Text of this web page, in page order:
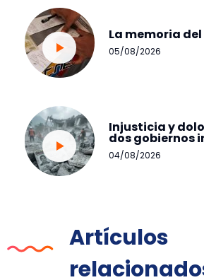
La memoria
05/08/2026
Injusticia y
dos gobiernos
04/08/2026
Artículos